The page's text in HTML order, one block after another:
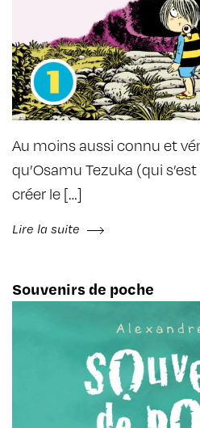
Au moins aussi connu et
qu’Osamu Tezuka (qui
créer le […]
Lire la suite
Souvenirs de poche